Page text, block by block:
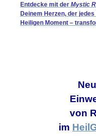
Entdecke mit der Mystic
Deinem Herzen, der
Heiligen Moment –
von
im